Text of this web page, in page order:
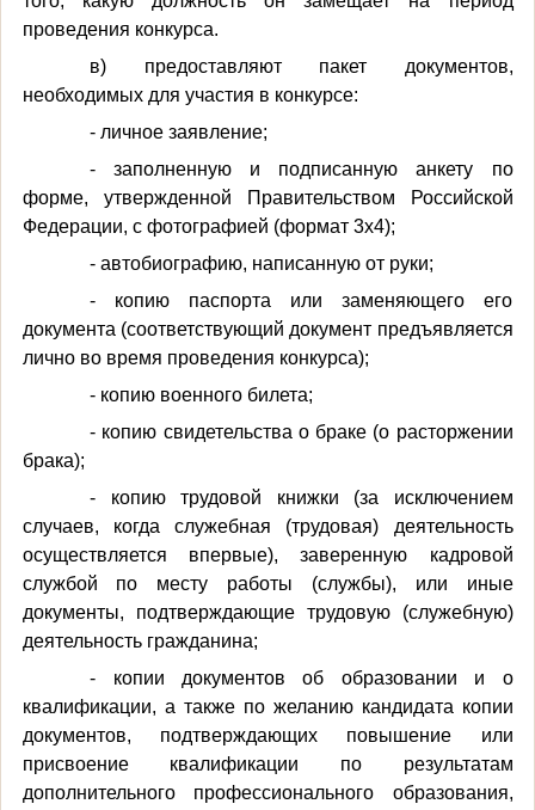
проведения конкурса.
в) предоставляют пакет документов,
необходимых для участия в конкурсе:
- личное заявление;
- заполненную и подписанную анкету по
форме, утвержденной Правительством Российской
Федерации, с фотографией (формат 3x4);
- автобиографию, написанную от руки;
- копию паспорта или заменяющего его
документа (соответствующий документ предъявляется
лично во время проведения конкурса);
- копию военного билета;
- копию свидетельства о браке (о расторжении
брака);
- копию трудовой книжки (за исключением
случаев, когда служебная (трудовая) деятельность
осуществляется впервые), заверенную кадровой
службой по месту работы (службы), или иные
документы, подтверждающие трудовую (служебную)
деятельность гражданина;
- копии документов об образовании и о
квалификации, а также по желанию кандидата копии
документов, подтверждающих повышение или
присвоение квалификации по результатам
дополнительного профессионального образования,